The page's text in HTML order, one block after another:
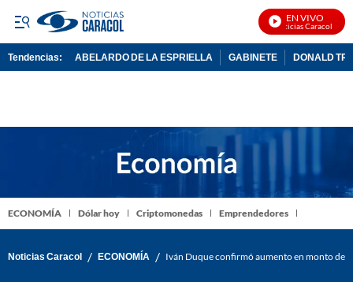
EN VIVO
Noticias Caracol En
Tendencias: ABELARDO DE LA ESPRIELLA GABINETE DONALD
ECONOMÍA Dólar hoy Criptomonedas Emprendedores
Noticias Caracol / ECONOMÍA / Iván Duque confirmó aumento en monto de